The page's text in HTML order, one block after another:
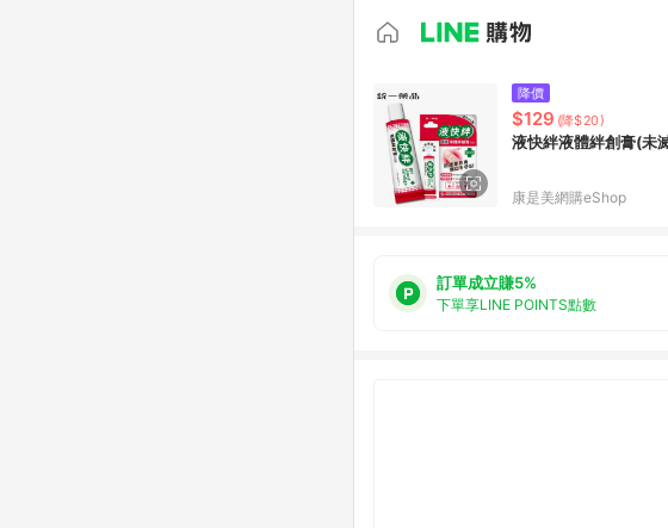
降價
$129 (降$20)
液快絆液體絆創膏(未
康是美網購eShop
訂單成立賺5%
下單享LINE POINTS點數